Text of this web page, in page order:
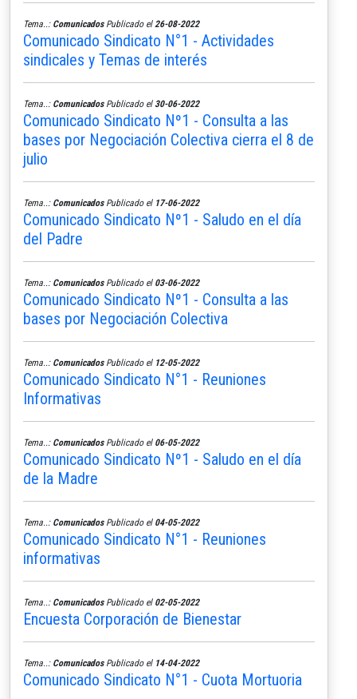
Tema..: ComunicadosPublicado el 26-08-2022
Comunicado Sindicato N°1 - Actividades
sindicales y Temas de interés
Tema..: ComunicadosPublicado el 30-06-2022
Comunicado Sindicato Nº1 - Consulta a las
bases por Negociación Colectiva cierra el 8 de
julio
Tema..: ComunicadosPublicado el 17-06-2022
Comunicado Sindicato Nº1 - Saludo en el día
del Padre
Tema..: ComunicadosPublicado el 03-06-2022
Comunicado Sindicato Nº1 - Consulta a las
bases por Negociación Colectiva
Tema..: ComunicadosPublicado el 12-05-2022
Comunicado Sindicato N°1 - Reuniones
Informativas
Tema..: ComunicadosPublicado el 06-05-2022
Comunicado Sindicato Nº1 - Saludo en el día
de la Madre
Tema..: ComunicadosPublicado el 04-05-2022
Comunicado Sindicato N°1 - Reuniones
informativas
Tema..: ComunicadosPublicado el 02-05-2022
Encuesta Corporación de Bienestar
Tema..: ComunicadosPublicado el 14-04-2022
Comunicado Sindicato N°1 - Cuota Mortuoria